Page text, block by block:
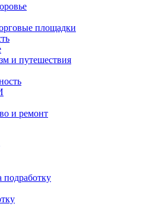
площадки
и путешествия
и ремонт
подработку